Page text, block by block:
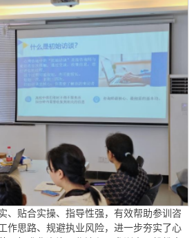
、贴合实操、指导性强，有效帮助参训咨
作思路、规避执业风险，进一步夯实了心